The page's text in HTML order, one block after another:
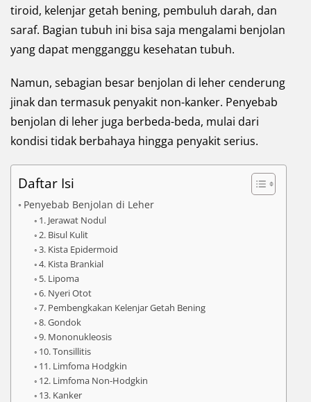
tiroid, kelenjar getah bening, pembuluh darah, dan
saraf. Bagian tubuh ini bisa saja mengalami benjolan
yang dapat mengganggu kesehatan tubuh.
Namun, sebagian besar benjolan di leher cenderung
jinak dan termasuk penyakit non-kanker. Penyebab
benjolan di leher juga berbeda-beda, mulai dari
kondisi tidak berbahaya hingga penyakit serius.
Daftar Isi
Penyebab Benjolan di Leher
1. Jerawat Nodul
2. Bisul Kulit
3. Kista Epidermoid
4. Kista Brankial
5. Lipoma
6. Nyeri Otot
7. Pembengkakan Kelenjar Getah Bening
8. Gondok
9. Mononukleosis
10. Tonsillitis
11. Limfoma Hodgkin
12. Limfoma Non-Hodgkin
13. Kanker